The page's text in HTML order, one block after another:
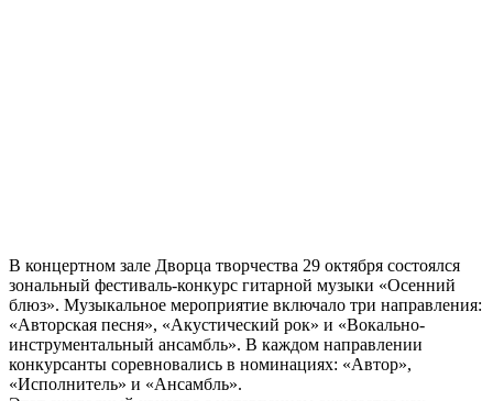
В концертном зале Дворца творчества 29 октября состоялся
зональный фестиваль-конкурс гитарной музыки «Осенний
блюз». Музыкальное мероприятие включало три направления:
«Авторская песня», «Акустический рок» и «Вокально-
инструментальный ансамбль». В каждом направлении
конкурсанты соревновались в номинациях: «Автор»,
«Исполнитель» и «Ансамбль».